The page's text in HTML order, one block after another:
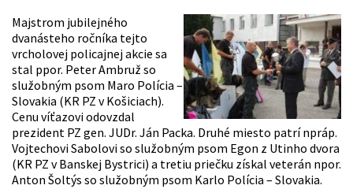
Majstrom jubilejného
dvanásteho ročníka tejto
vrcholovej policajnej akcie sa
stal ppor. Peter Ambruž so
služobným psom Maro Polícia –
Slovakia (KR PZ v Košiciach).
Cenu víťazovi odovzdal
prezident PZ gen. JUDr. Ján Packa. Druhé miesto patrí npráp.
Vojtechovi Sabolovi so služobným psom Egon z Utinho dvora
(KR PZ v Banskej Bystrici) a tretiu priečku získal veterán npor.
Anton Šoltýs so služobným psom Karlo Polícia – Slovakia.